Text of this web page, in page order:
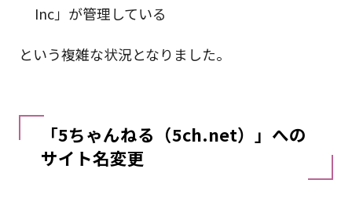
Inc」が管理している
という複雑な状況となりました。
「5ちゃんねる（5ch.net）」への
サイト名変更